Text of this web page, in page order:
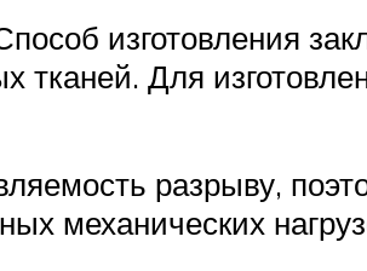
изготовления
тканей. Для
разрыву,
механических